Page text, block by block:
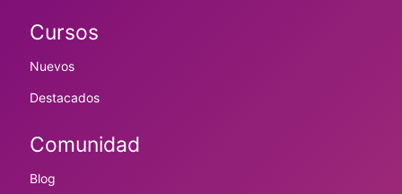
Cursos
Nuevos
Destacados
Comunidad
Blog